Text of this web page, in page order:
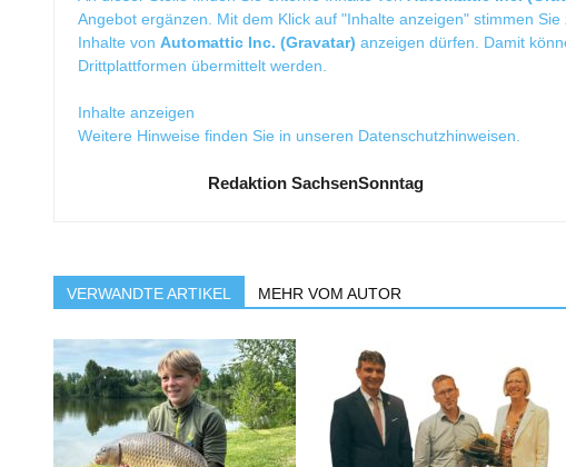
Angebot ergänzen. Mit dem Klick auf "Inhalte anzeigen" stimmen
Inhalte von Automattic Inc. (Gravatar) anzeigen dürfen. Damit
Drittplattformen übermittelt werden.
Inhalte anzeigen
Weitere Hinweise finden Sie in unseren Datenschutzhinweisen
Redaktion SachsenSonntag
VERWANDTE ARTIKEL MEHR VOM AUTOR